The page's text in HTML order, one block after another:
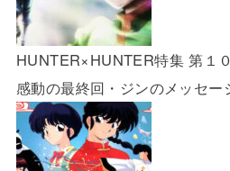
HUNTER×HUNTER特集 第１
感動の最終回・ジンのメッセー